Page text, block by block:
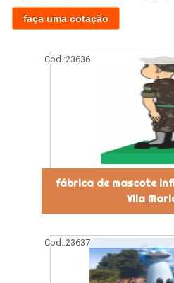
faça uma cotação
Cod.:23636
fábrica de mascote
Vila
Cod.:23637